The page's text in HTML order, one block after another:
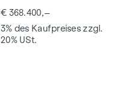
€ 368.400,–
3% des Kaufpreises zzgl.
20% USt.